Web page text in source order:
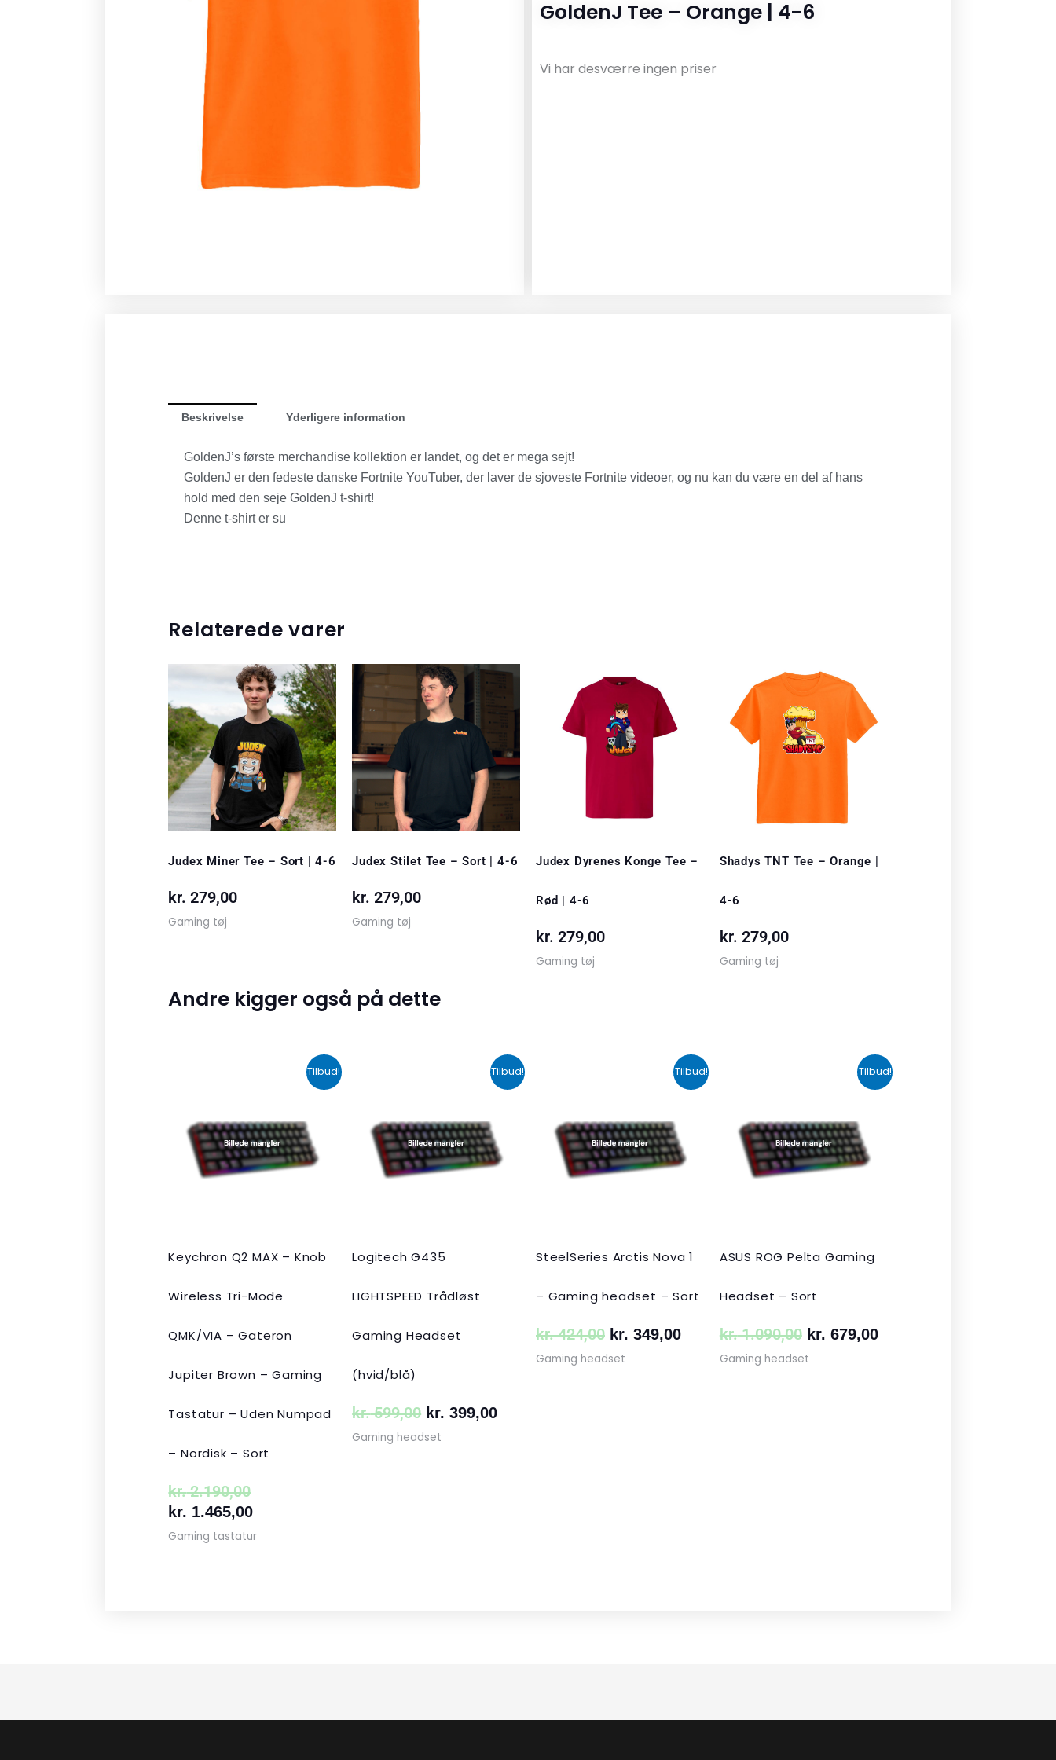
GoldenJ Tee – Orange | 4-6
Vi har desværre ingen priser
Beskrivelse Yderligere information
GoldenJ’s første merchandise kollektion er landet, og det er mega sejt!
GoldenJ er den fedeste danske Fortnite YouTuber, der laver de sjoveste Fortnite videoer, og nu kan du være en del af hans
hold med den seje GoldenJ t-shirt!
Denne t-shirt er su
Relaterede varer
Judex Miner Tee – Sort | 4-6
kr. 279,00
Gaming tøj
Judex Stilet Tee – Sort | 4-6
kr. 279,00
Gaming tøj
Judex Dyrenes Konge Tee –
Rød | 4-6
kr. 279,00
Gaming tøj
Shadys TNT Tee – Orange |
4-6
kr. 279,00
Gaming tøj
Andre kigger også på dette
Tilbud!
Keychron Q2 MAX – Knob
Wireless Tri-Mode
QMK/VIA – Gateron
Jupiter Brown – Gaming
Tastatur – Uden Numpad
– Nordisk – Sort
kr.2.190,00
oprindelige
var:
kr. 2.190,00.
kr. 1.465,00
aktuelle
er:
kr. 1.465,00.
Gaming tastatur
Tilbud!
Logitech G435
LIGHTSPEED Trådløst
Gaming Headset
(hvid/blå)
kr.599,00
oprindelige
var:
kr. 599,00.
kr. 399,00
Den
aktuelle
kr. 399,00.
Gaming headset
Tilbud!
SteelSeries Arctis Nova 1
– Gaming headset – Sort
kr.424,00
oprindelige
var:
kr. 424,00.
kr. 349,00
Den
aktuelle
kr. 349,00.
Gaming headset
Tilbud!
ASUS ROG Pelta Gaming
Headset – Sort
kr.1.090,00
oprindelige
var:
kr. 1.090,00.
kr. 679,00
Den
aktuelle
Gaming headset